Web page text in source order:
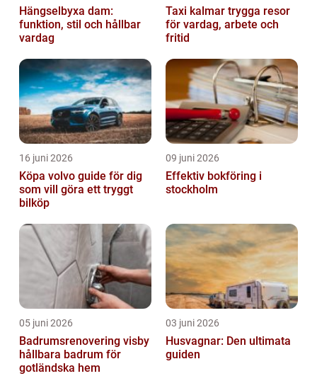
Hängselbyxa dam:
funktion, stil och hållbar
vardag
Taxi kalmar trygga resor
för vardag, arbete och
fritid
16 juni 2026
Köpa volvo guide för dig
som vill göra ett tryggt
bilköp
09 juni 2026
Effektiv bokföring i
stockholm
05 juni 2026
Badrumsrenovering visby
hållbara badrum för
gotländska hem
03 juni 2026
Husvagnar: Den ultimata
guiden